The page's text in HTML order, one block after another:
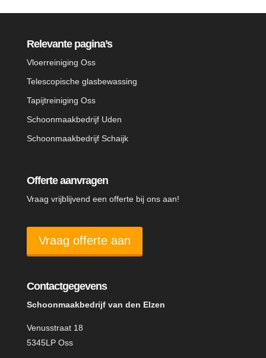
Relevante pagina’s
Vloerreiniging Oss
Telescopische glasbewassing
Tapijtreiniging Oss
Schoonmaakbedrijf Uden
Schoonmaakbedrijf Schaijk
Offerte aanvragen
Vraag vrijblijvend een offerte bij ons aan!
Vraag offerte aan
Contactgegevens
Schoonmaakbedrijf van den Elzen
Venusstraat 18
5345LP Oss